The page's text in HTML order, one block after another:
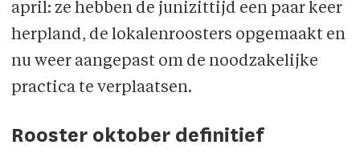
april: ze hebben de junizittijd een paar keer
herpland, de lokalenroosters opgemaakt en
nu weer aangepast om de noodzakelijke
practica te verplaatsen.
Rooster oktober definitief